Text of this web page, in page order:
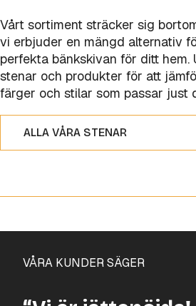
Vårt sortiment sträcker sig
vi erbjuder en mängd alternativ
perfekta bänkskivan för ditt
stenar och produkter för att
färger och stilar som passar just
ALLA VÅRA STENAR
VÅRA KUNDER SÄGER